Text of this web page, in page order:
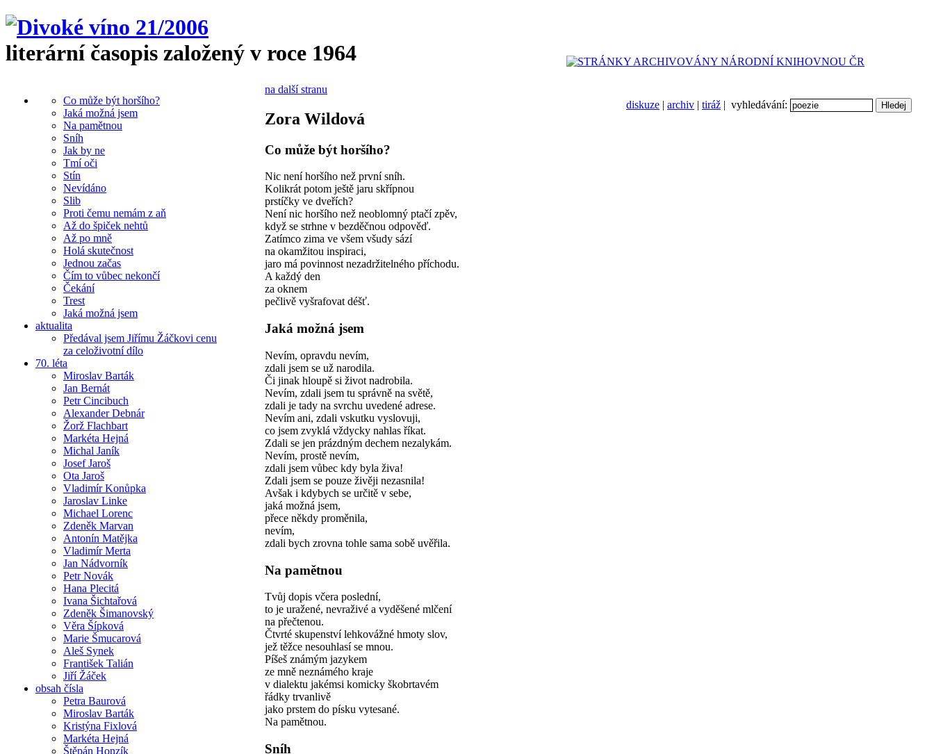
literární časopis založený v roce 1964
diskuze | archiv | tiráž | vyhledávání:
Co může být horšího?
Jaká možná jsem
Na pamětnou
Sníh
Jak by ne
Tmí oči
Stín
Nevídáno
Slib
Proti čemu nemám z aň
Až do špiček nehtů
Až po mně
Holá skutečnost
Jednou začas
Čím to vůbec nekončí
Čekání
Trest
Jaká možná jsem
aktualita
Předával jsem Jiřímu Žáčkovi cenu
za celoživotní dílo
70. léta
Miroslav Barták
Jan Bernát
Petr Cincibuch
Alexander Debnár
Žorž Flachbart
Markéta Hejná
Michal Janík
Josef Jaroš
Ota Jaroš
Vladimír Konůpka
Jaroslav Linke
Michael Lorenc
Zdeněk Marvan
Antonín Matějka
Vladimír Merta
Jan Nádvorník
Petr Novák
Hana Plecitá
Ivana Šichtařová
Zdeněk Šimanovský
Věra Šípková
Marie Šmucarová
Aleš Synek
František Talián
Jiří Žáček
obsah čísla
Petra Baurová
Miroslav Barták
Kristýna Fixlová
Markéta Hejná
Štěpán Honzík
na další stranu
Zora Wildová
Co může být horšího?
Nic není horšího než první sníh.
Kolikrát potom ještě jaru skřípnou
prstíčky ve dveřích?
Není nic horšího než neoblomný ptačí zpěv,
když se strhne v bezděčnou odpověď.
Zatímco zima ve všem všudy sází
na okamžitou inspiraci,
jaro má povinnost nezadržitelného příchodu.
A každý den
za oknem
pečlivě vyšrafovat déšť.
Jaká možná jsem
Nevím, opravdu nevím,
zdali jsem se už narodila.
Či jinak hloupě si život nadrobila.
Nevím, zdali jsem tu správně na světě,
zdali je tady na svrchu uvedené adrese.
Nevím ani, zdali vskutku vyslovuji,
co jsem zvyklá vždycky nahlas říkat.
Zdali se jen prázdným dechem nezalykám.
Nevím, prostě nevím,
zdali jsem vůbec kdy byla živa!
Zdali jsem se pouze živěji nezasnila!
Avšak i kdybych se určitě v sebe,
jaká možná jsem,
přece někdy proměnila,
nevím,
zdali bych zrovna tohle sama sobě uvěřila.
Na pamětnou
Tvůj dopis včera poslední,
to je uražené, nevraživé a vyděšené mlčení
na přečtenou.
Čtvrté skupenství lehkovážné hmoty slov,
jež těžce nesouhlasí se mnou.
Píšeš známým jazykem
ze mně neznámého kraje
v dialektu jakémsi komicky škobrtavém
řádky trvanlivě
jako prstem do písku vytesané.
Na pamětnou.
Sníh